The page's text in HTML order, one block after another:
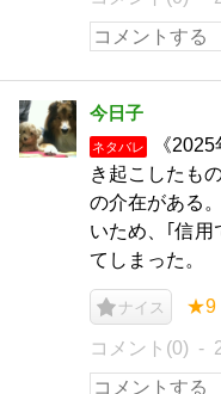
今日子
ネタバレ
《
き起こしたも
の介在がある
いため、｢信用
てしまった。
ナイス ★9
コメント(0)